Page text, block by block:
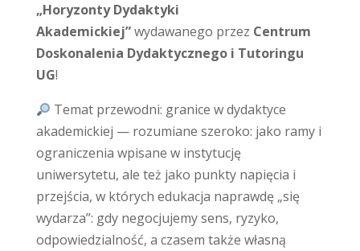
„Horyzonty Dydaktyki
Akademickiej”wydawanego przez Centrum
Doskonalenia Dydaktycznego i Tutoringu
UG!
Temat przewodni: granice w dydaktyce
akademickiej — rozumiane szeroko: jako ramy i
ograniczenia wpisane w instytucję
uniwersytetu, ale też jako punkty napięcia i
przejścia, w których edukacja naprawdę „się
wydarza”: gdy negocjujemy sens, ryzyko,
odpowiedzialność, a czasem także własną